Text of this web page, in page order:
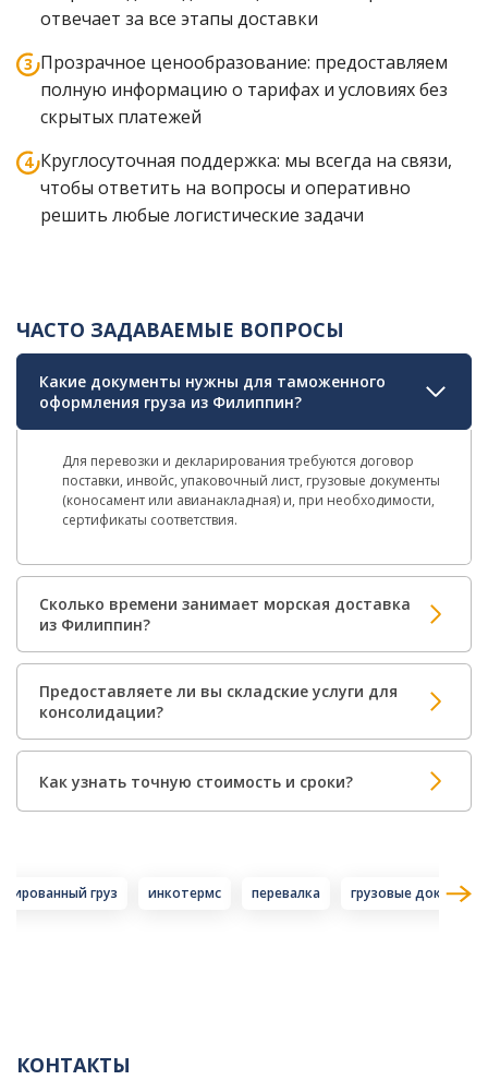
отвечает за все этапы доставки
Прозрачное ценообразование: предоставляем
полную информацию о тарифах и условиях без
скрытых платежей
Круглосуточная поддержка: мы всегда на связи,
чтобы ответить на вопросы и оперативно
решить любые логистические задачи
ЧАСТО ЗАДАВАЕМЫЕ ВОПРОСЫ
Какие документы нужны для таможенного
оформления груза из Филиппин?
Для перевозки и декларирования требуются договор
поставки, инвойс, упаковочный лист, грузовые документы
(коносамент или авианакладная) и, при необходимости,
сертификаты соответствия.
Сколько времени занимает морская доставка
из Филиппин?
Предоставляете ли вы складские услуги для
консолидации?
Как узнать точную стоимость и сроки?
груз инкотермс перевалка грузовые
КОНТАКТЫ